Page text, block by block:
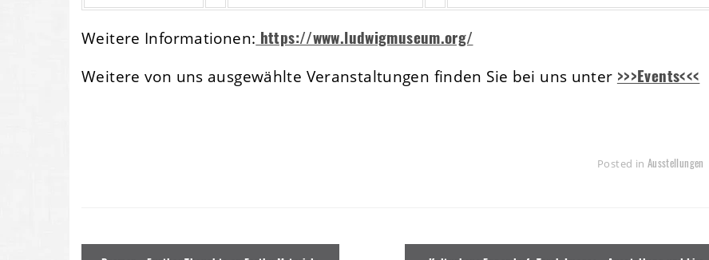
Weitere Informationen: https://www.ludwigmuseum.org/
Weitere von uns ausgewählte Veranstaltungen finden Sie bei uns unter >>>Events<<<
Posted in Ausstellungen